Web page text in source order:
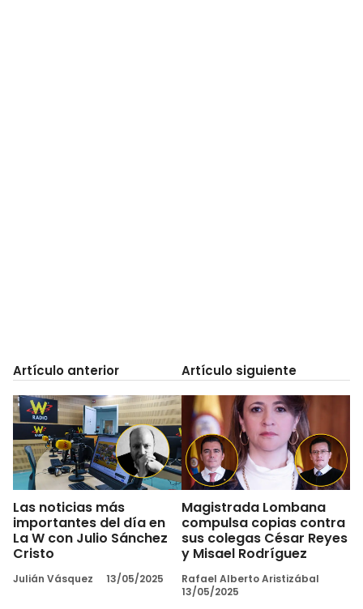
Artículo anterior
Las noticias más
importantes del día en
La W con Julio Sánchez
Cristo
Julián Vásquez 13/05/2025
Artículo siguiente
Magistrada Lombana
compulsa copias contra
sus colegas César Reyes
y Misael Rodríguez
Rafael Alberto Aristizábal
13/05/2025